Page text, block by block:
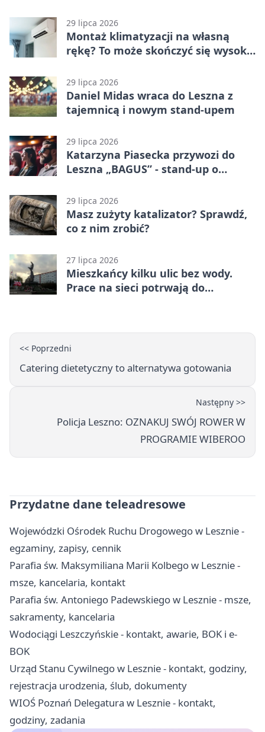
29 lipca 2026
Montaż klimatyzacji na własną
rękę? To może skończyć się wysoką
29 lipca 2026
Daniel Midas wraca do Leszna z
tajemnicą i nowym stand-upem
29 lipca 2026
Katarzyna Piasecka przywozi do
Leszna „BAGUS” - stand-up o
29 lipca 2026
Masz zużyty katalizator? Sprawdź,
co z nim zrobić?
27 lipca 2026
Mieszkańcy kilku ulic bez wody.
Prace na sieci potrwają do
<< Poprzedni
Catering dietetyczny to alternatywa gotowania
Następny >>
Policja Leszno: OZNAKUJ SWÓJ ROWER W
PROGRAMIE WIBEROO
Przydatne dane teleadresowe
Wojewódzki Ośrodek Ruchu Drogowego w Lesznie -
egzaminy, zapisy, cennik
Parafia św. Maksymiliana Marii Kolbego w Lesznie -
msze, kancelaria, kontakt
Parafia św. Antoniego Padewskiego w Lesznie - msze,
sakramenty, kancelaria
Wodociągi Leszczyńskie - kontakt, awarie, BOK i e-
BOK
Urząd Stanu Cywilnego w Lesznie - kontakt, godziny,
rejestracja urodzenia, ślub, dokumenty
WIOŚ Poznań Delegatura w Lesznie - kontakt,
godziny, zadania